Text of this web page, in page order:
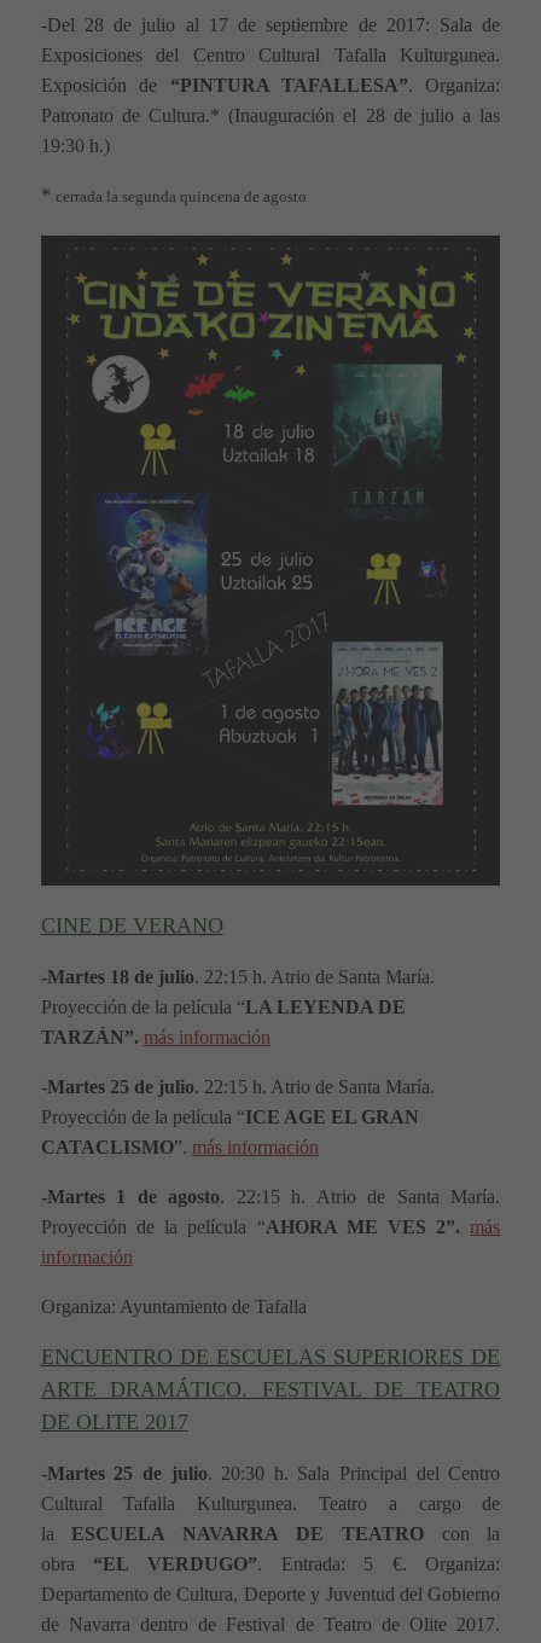
-Del 28 de julio al 17 de septiembre de 2017: Sala de
Exposiciones
del Centro Cultural Tafalla Kulturgunea.
Exposición de
“PINTURA TAFALLESA”.
Organiza:
Patronato de Cultura.* (Inauguración el 28 de julio a las
19:30 h.)
* cerrada la segunda quincena de agosto
CINE DE VERANO
-Martes 18de julio. 22:15 h. Atrio de Santa María.
Proyección de la película “LA LEYENDA DE
TARZÁN”. más información
-Martes 25de julio. 22:15 h. Atrio de Santa María.
Proyección de la película “ICE AGE EL GRAN
CATACLISMO”. más información
-Martes 1 de agosto. 22:15 h. Atrio de Santa María.
Proyección de la película “AHORA ME VES 2”. más
información
Organiza: Ayuntamiento de Tafalla
ENCUENTRO DE ESCUELAS SUPERIORES DE
ARTE DRAMÁTICO. FESTIVAL DE TEATRO
DE OLITE 2017
-Martes 25 de julio. 20:30 h. Sala Principal del Centro
Cultural Tafalla Kulturgunea.
Teatro a cargo de
la
ESCUELA NAVARRA DE TEATROcon la
obra
“EL VERDUGO”. Entrada: 5 €. Organiza:
Departamento de Cultura, Deporte y Juventud del Gobierno
de Navarra dentro de Festival de Teatro de Olite 2017.